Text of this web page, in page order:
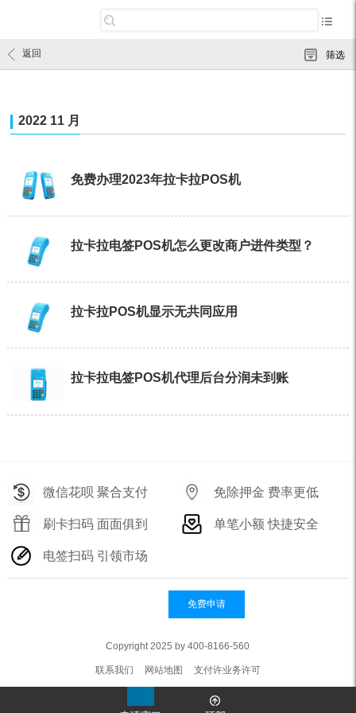
返回 筛选
2022 11 月
免费办理2023年拉卡拉POS机
拉卡拉电签POS机怎么更改商户进件类型？
拉卡拉POS机显示无共同应用
拉卡拉电签POS机代理后台分润未到账
微信花呗 聚合支付 免除押金 费率更低
刷卡扫码 面面俱到 单笔小额 快捷安全
电签扫码 引领市场
免费申请
Copyright 2025 by 400-8166-560
联系我们 网站地图 支付许业务许可